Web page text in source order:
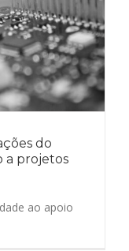
do
a projetos
ao apoio